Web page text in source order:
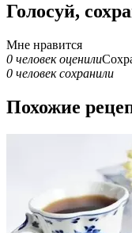
Голосуй,
Мне нравится
0 человек оценили
0 человек сохранили
Похожие